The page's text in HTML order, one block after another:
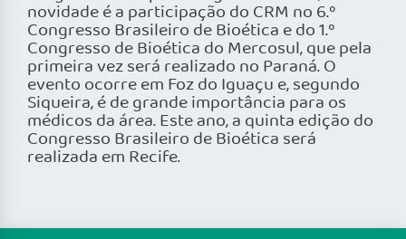
novidade é a participação do CRM no 6.º
Congresso Brasileiro de Bioética e do 1.º
Congresso de Bioética do Mercosul, que pela
primeira vez será realizado no Paraná. O
evento ocorre em Foz do Iguaçu e, segundo
Siqueira, é de grande importância para os
médicos da área. Este ano, a quinta edição do
Congresso Brasileiro de Bioética será
realizada em Recife.